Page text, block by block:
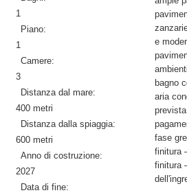
1
Piano:
1
Camere:
3
Distanza dal mare:
400 metri
Distanza dalla spiaggia:
600 metri
Anno di costruzione:
2027
Data di fine:
e
bagno
aria
fase
finitura
finitura